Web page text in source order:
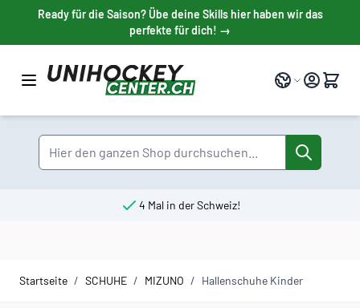
Direkt zum Inhalt
Ready für die Saison? Übe deine Skills hier haben wir das
perfekte für dich! →
Sprache
Suche
4 Mal in der Schweiz!
Startseite / SCHUHE / MIZUNO / Hallenschuhe Kinder